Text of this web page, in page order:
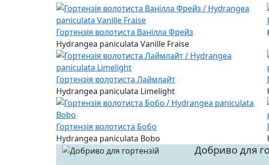
Гортензія волотиста Ванілла Фрейз
Hydrangea paniculata Vanille Fraise
Гортензія волотиста Лаймлайт
Hydrangea paniculata Limelight
Гортензія волотиста Бобо
Hydrangea paniculata Bobo
Добриво для